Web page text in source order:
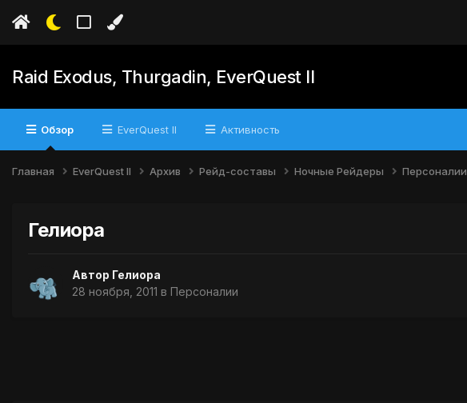
Raid Exodus, Thurgadin, EverQuest II
Обзор EverQuest II Активность
Главная EverQuest II Архив Рейд-составы Ночные Рейдеры Персоналии
Гелиора
Автор Гелиора
28 ноября, 2011 в Персоналии